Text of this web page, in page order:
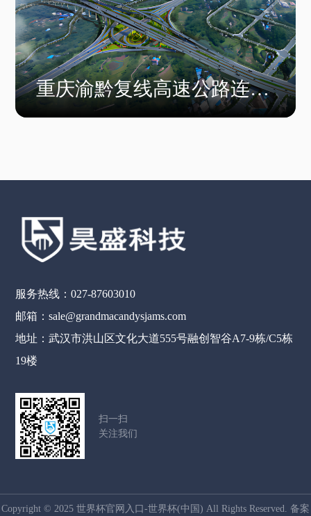
重庆渝黔复线高速公路连接
通道项目
服务热线：027-87603010
邮箱：sale@grandmacandysjams.com
地址：武汉市洪山区文化大道555号融创智谷A7-9栋/C5栋
19楼
扫一扫
关注我们
Copyright © 2025 世界杯官网入口-世界杯(中国) All Rights Reserved. 备案